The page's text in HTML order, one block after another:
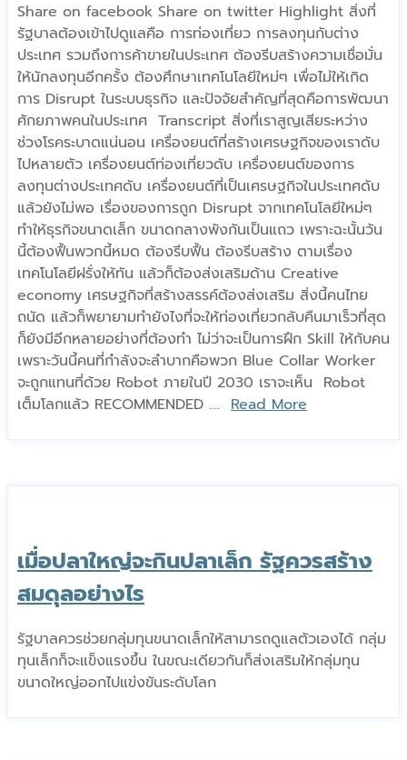
Share on facebook Share on twitter Highlight สิ่งที่
รัฐบาลต้องเข้าไปดูแลคือ การท่องเที่ยว การลงทุนกับต่าง
ประเทศ รวมถึงการค้าขายในประเทศ ต้องรีบสร้างความเชื่อมั่น
ให้นักลงทุนอีกครั้ง ต้องศึกษาเทคโนโลยีใหม่ๆ เพื่อไม่ให้เกิด
การ Disrupt ในระบบธุรกิจ และปัจจัยสำคัญที่สุดคือการพัฒนา
ศักยภาพคนในประเทศ Transcript สิ่งที่เราสูญเสียระหว่าง
ช่วงโรคระบาดแน่นอน เครื่องยนต์ที่สร้างเศรษฐกิจของเราดับ
ไปหลายตัว เครื่องยนต์ท่องเที่ยวดับ เครื่องยนต์ของการ
ลงทุนต่างประเทศดับ เครื่องยนต์ที่เป็นเศรษฐกิจในประเทศดับ
แล้วยังไม่พอ เรื่องของการถูก Disrupt จากเทคโนโลยีใหม่ๆ
ทำให้ธุรกิจขนาดเล็ก ขนาดกลางพังกันเป็นแถว เพราะฉะนั้นวัน
นี้ต้องฟื้นพวกนี้หมด ต้องรีบฟื้น ต้องรีบสร้าง ตามเรื่อง
เทคโนโลยีฝรั่งให้ทัน แล้วก็ต้องส่งเสริมด้าน Creative
economy เศรษฐกิจที่สร้างสรรค์ต้องส่งเสริม สิ่งนี้คนไทย
ถนัด แล้วก็พยายามทำยังไงที่จะให้ท่องเที่ยวกลับคืนมาเร็วที่สุด
ก็ยังมีอีกหลายอย่างที่ต้องทำ ไม่ว่าจะเป็นการฝึก Skill ให้กับคน
เพราะวันนี้คนที่กำลังจะลำบากคือพวก Blue Collar Worker
จะถูกแทนที่ด้วย Robot ภายในปี 2030 เราจะเห็น Robot
เต็มโลกแล้ว RECOMMENDED …. Read More
เมื่อปลาใหญ่จะกินปลาเล็ก รัฐควรสร้าง
สมดุลอย่างไร
รัฐบาลควรช่วยกลุ่มทุนขนาดเล็กให้สามารถดูแลตัวเองได้ กลุ่ม
ทุนเล็กก็จะแข็งแรงขึ้น ในขณะเดียวกันก็ส่งเสริมให้กลุ่มทุน
ขนาดใหญ่ออกไปแข่งขันระดับโลก